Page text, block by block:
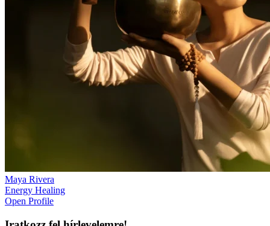
Maya Rivera
Energy Healing
Open Profile